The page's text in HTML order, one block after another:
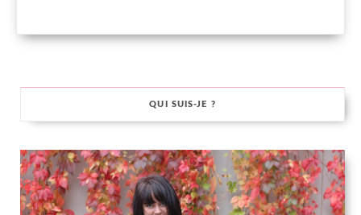
QUI SUIS-JE ?